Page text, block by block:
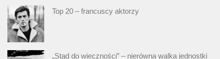
Top 20 – francuscy aktorzy
„Stąd do wieczności” – nierówna walka jednostki